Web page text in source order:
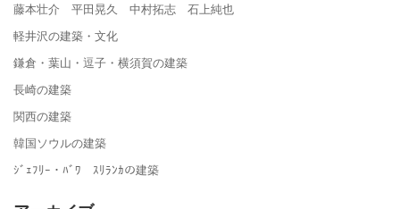
藤本壮介 平田晃久 中村拓志 石上純也
軽井沢の建築・文化
鎌倉・葉山・逗子・横須賀の建築
長崎の建築
関西の建築
韓国ソウルの建築
ｼﾞｪﾌﾘｰ・ﾊﾞﾜ ｽﾘﾗﾝｶの建築